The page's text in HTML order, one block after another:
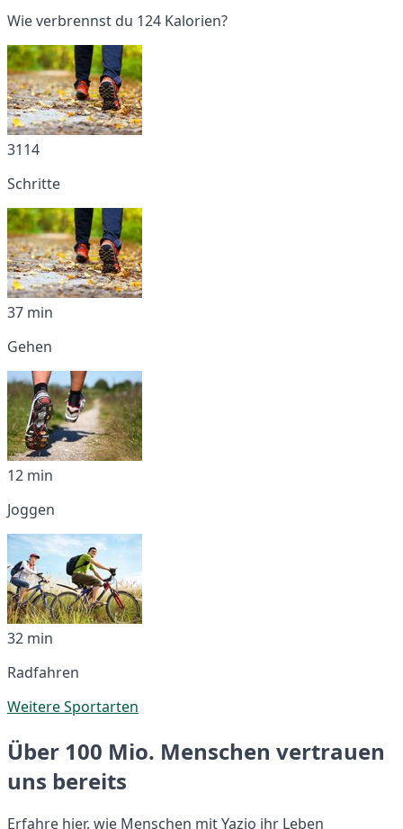
Wie verbrennst du 124 Kalorien?
3114
Schritte
37 min
Gehen
12 min
Joggen
32 min
Radfahren
Weitere Sportarten
Über 100 Mio. Menschen vertrauen
uns bereits
Erfahre hier, wie Menschen mit Yazio ihr Leben